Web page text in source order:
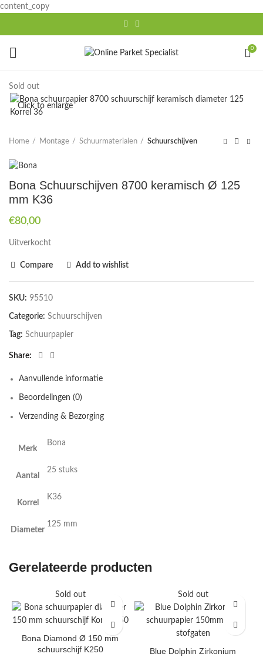
content_copy
0
Sold out
Click to enlarge
Home Montage Schuurmaterialen Schuurschijven
Bona Schuurschijven 8700 keramisch Ø 125
mm K36
€80,00
Uitverkocht
Compare Add to wishlist
SKU: 95510
Categorie: Schuurschijven
Tag: Schuurpapier
Share
Aanvullende informatie
Beoordelingen (0)
Verzending & Bezorging
Merk
Bona
Aantal
25 stuks
Korrel
K36
Diameter
125 mm
Gerelateerde producten
Sold out
Bona Diamond Ø 150 mm
schuurschijf K250
Sold out
Blue Dolphin Zirkonium